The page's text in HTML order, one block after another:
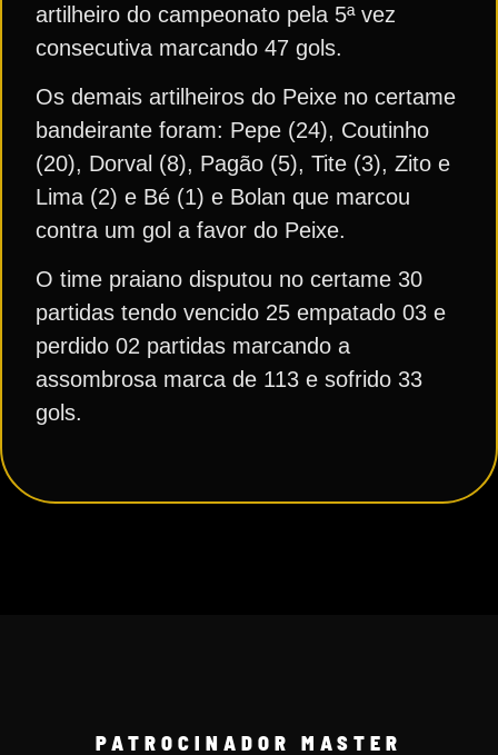
artilheiro do campeonato pela 5ª vez
consecutiva marcando 47 gols.
Os demais artilheiros do Peixe no certame
bandeirante foram: Pepe (24), Coutinho
(20), Dorval (8), Pagão (5), Tite (3), Zito e
Lima (2) e Bé (1) e Bolan que marcou
contra um gol a favor do Peixe.
O time praiano disputou no certame 30
partidas tendo vencido 25 empatado 03 e
perdido 02 partidas marcando a
assombrosa marca de 113 e sofrido 33
gols.
PATROCINADOR MASTER